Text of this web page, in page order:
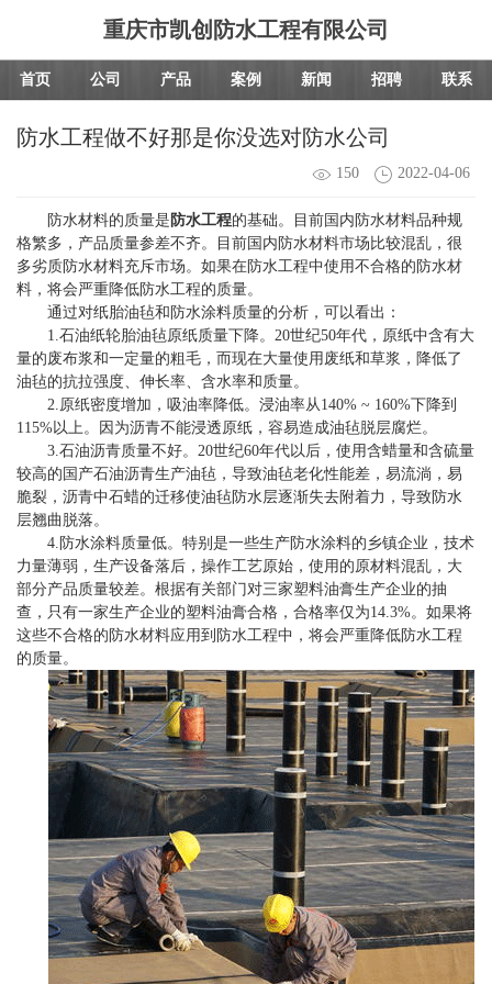
重庆市凯创防水工程有限公司
首页 公司 产品 案例 新闻 招聘 联系
防水工程做不好那是你没选对防水公司
150 2022-04-06
防水材料的质量是 防水工程的基础。目前国内防水材料品种规
格繁多，产品质量参差不齐。目前国内防水材料市场比较混乱，很
多劣质防水材料充斥市场。如果在防水工程中使用不合格的防水材
料，将会严重降低防水工程的质量。
通过对纸胎油毡和防水涂料质量的分析，可以看出：
1.石油纸轮胎油毡原纸质量下降。20世纪50年代，原纸中含有大
量的废布浆和一定量的粗毛，而现在大量使用废纸和草浆，降低了
油毡的抗拉强度、伸长率、含水率和质量。
2.原纸密度增加，吸油率降低。浸油率从140% ~ 160%下降到
115%以上。因为沥青不能浸透原纸，容易造成油毡脱层腐烂。
3.石油沥青质量不好。20世纪60年代以后，使用含蜡量和含硫量
较高的国产石油沥青生产油毡，导致油毡老化性能差，易流淌，易
脆裂，沥青中石蜡的迁移使油毡防水层逐渐失去附着力，导致防水
层翘曲脱落。
4.防水涂料质量低。特别是一些生产防水涂料的乡镇企业，技术
力量薄弱，生产设备落后，操作工艺原始，使用的原材料混乱，大
部分产品质量较差。根据有关部门对三家塑料油膏生产企业的抽
查，只有一家生产企业的塑料油膏合格，合格率仅为14.3%。如果将
这些不合格的防水材料应用到防水工程中，将会严重降低防水工程
的质量。